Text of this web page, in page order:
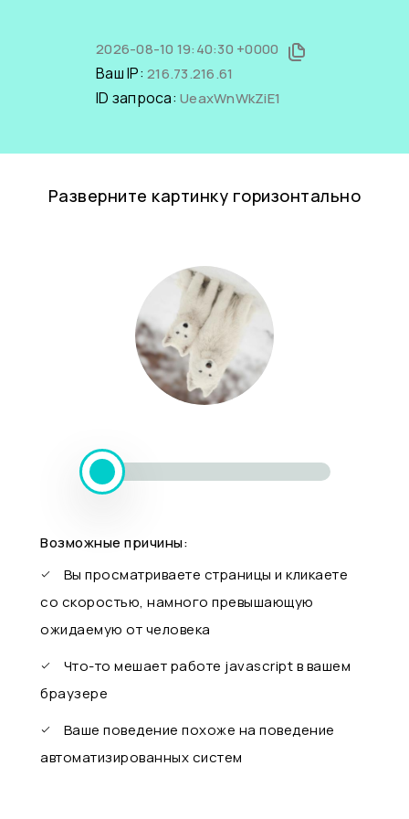
2026-08-10 19:40:30 +0000
Ваш IP: 216.73.216.61
ID запроса: UeaxWnWkZiE1
Разверните картинку горизонтально
Возможные причины:
Вы просматриваете страницы и кликаете
со скоростью, намного превышающую
ожидаемую от человека
Что-то мешает работе javascript в вашем
браузере
Ваше поведение похоже на поведение
автоматизированных систем